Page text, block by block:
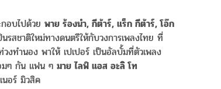
อบไปด้วย พาย ร้องนำ, กีต้าร์, แร็ก กีต้าร์, โอ๊ก
สชาติใหม่ทางดนตรีให้กับวงการเพลงไทย ที่
งทำนอง พาให้ เปเปอร์ เป็นอัลบั้มที่ตัวเพลง
มๆ กัน แฟน ๆ มาย ไลฟ์ แอส อะลิ โท
นอร์ มิวสิค